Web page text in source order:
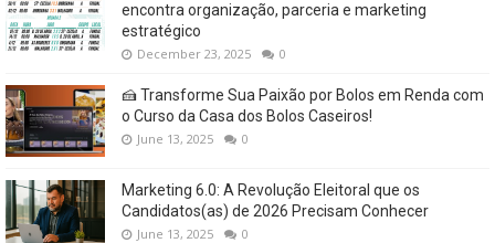
encontra organização, parceria e marketing
estratégico
December 23, 2025 0
🍰 Transforme Sua Paixão por Bolos em Renda com
o Curso da Casa dos Bolos Caseiros!
June 13, 2025 0
Marketing 6.0: A Revolução Eleitoral que os
Candidatos(as) de 2026 Precisam Conhecer
June 13, 2025 0